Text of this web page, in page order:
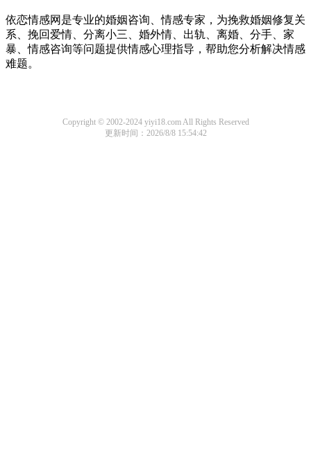
依恋情感网是专业的婚姻咨询、情感专家，为挽救婚姻修复关
系、挽回爱情、分离小三、婚外情、出轨、离婚、分手、家
暴、情感咨询等问题提供情感心理指导，帮助您分析解决情感
难题。
Copyright © 2002-2024 yiyi18.com All Rights Reserved
更新时间：2026/8/8 15:54:42